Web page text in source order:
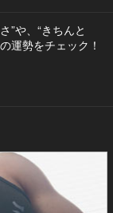
”や、“きちんと
運勢をチェック！